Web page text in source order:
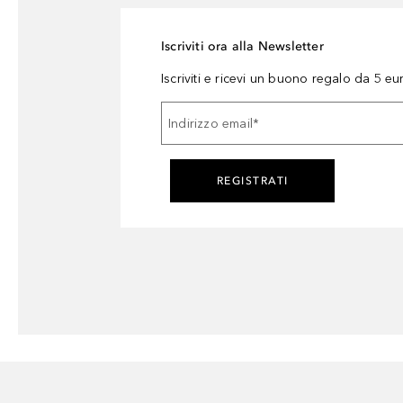
Iscriviti ora alla Newsletter
Iscriviti e ricevi un buono regalo da 5
Indirizzo email *
REGISTRATI